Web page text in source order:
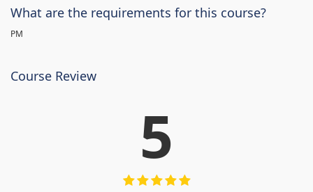
What are the requirements for this course?
PM
Course Review
5